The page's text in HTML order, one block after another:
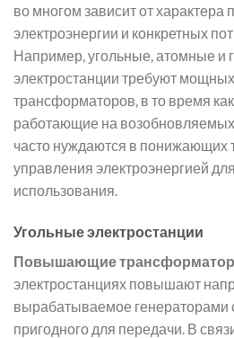
во многом зависит от характера
электроэнергии и конкретных
Например, угольные, атомные и
электростанции требуют
трансформаторов, в то время
работающие на возобновляемых
часто нуждаются в понижающих
управления электроэнергией
использования.
Угольные электростанции
Повышающие
электростанциях повышают
вырабатываемое генераторами
пригодного для передачи. В